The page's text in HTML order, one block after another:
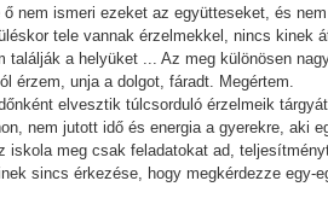
nem ismeri ezeket az együtteseket, és
tele vannak érzelmekkel, nincs
találják a helyüket ... Az meg különösen
érzem, unja a dolgot, fáradt. Megértem.
elvesztik túlcsorduló érzelmeik
nem jutott idő és energia a gyerekre,
iskola meg csak feladatokat ad,
sincs érkezése, hogy megkérdezze